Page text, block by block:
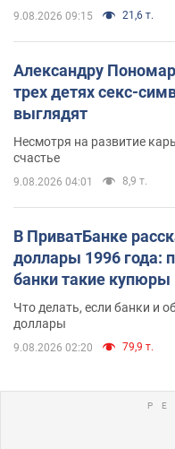
9.08.2026 09:15 21,6 т.
Александру
трех детях секс-
выглядят
Несмотря на развитие
счастье
9.08.2026 04:01 8,9 т.
В ПриватБанке
доллары 1996 года:
банки такие купюры
Что делать, если банки и
доллары
9.08.2026 02:20 79,9 т.